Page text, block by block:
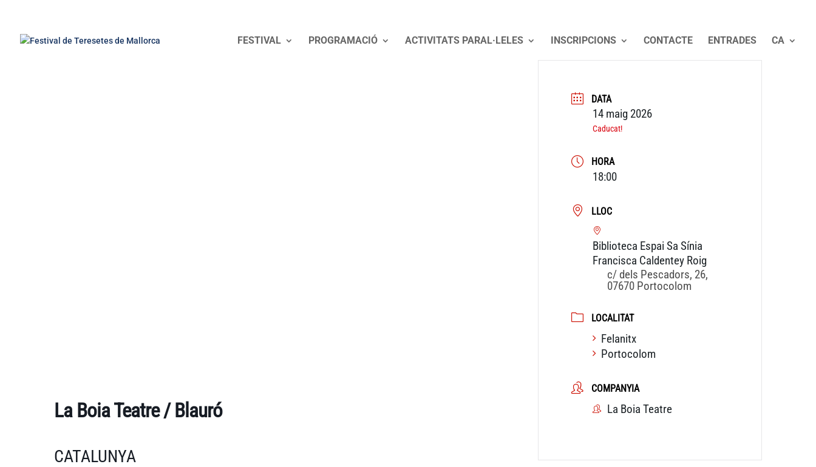
FESTIVAL PROGRAMACIÓ ACTIVITATS PARAL·LELES INSCRIPCIONS CONTACTE ENTRADES CA
La Boia Teatre / Blauró
CATALUNYA
DATA
14 maig 2026
Caducat!
HORA
18:00
LLOC
Biblioteca Espai Sa Sínia
Francisca Caldentey Roig
c/ dels Pescadors, 26,
07670 Portocolom
LOCALITAT
Felanitx
Portocolom
COMPANYIA
La Boia Teatre